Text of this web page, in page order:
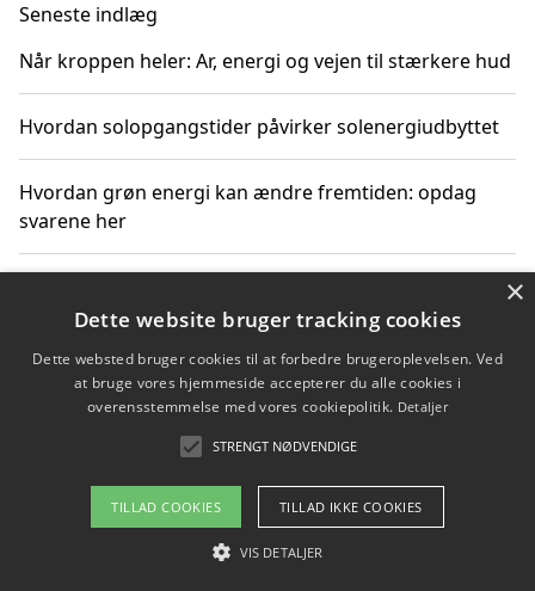
Seneste indlæg
Når kroppen heler: Ar, energi og vejen til stærkere hud
Hvordan solopgangstider påvirker solenergiudbyttet
Hvordan grøn energi kan ændre fremtiden: opdag
svarene her
solenergiudnyttelse
Hvordan du får svar på energispørgsmål om
vedvarende energikilder
Copyright 2026 - Pilanto Aps
Om / kontakt
Blog Betingelser
×
Dette website bruger tracking cookies
Dette websted bruger cookies til at forbedre brugeroplevelsen. Ved
at bruge vores hjemmeside accepterer du alle cookies i
overensstemmelse med vores cookiepolitik. Detaljer
STRENGT NØDVENDIGE
TILLAD COOKIES TILLAD IKKE COOKIES
VIS DETALJER